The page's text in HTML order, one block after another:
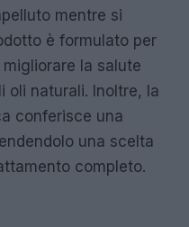
mentre si
è formulato per
migliorare la salute
oli naturali. Inoltre, la
conferisce una
una scelta
completo.